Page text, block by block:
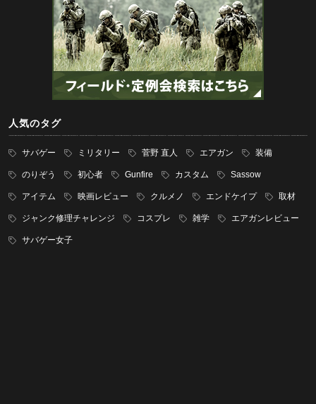
人気のタグ
サバゲー ミリタリー 菅野 直人 エアガン 装備
のりぞう 初心者 Gunfire カスタム Sassow
アイテム 映画レビュー クルメノ エンドケイプ 取材
ジャンク修理チャレンジ コスプレ 雑学 エアガンレビュー
サバゲー女子